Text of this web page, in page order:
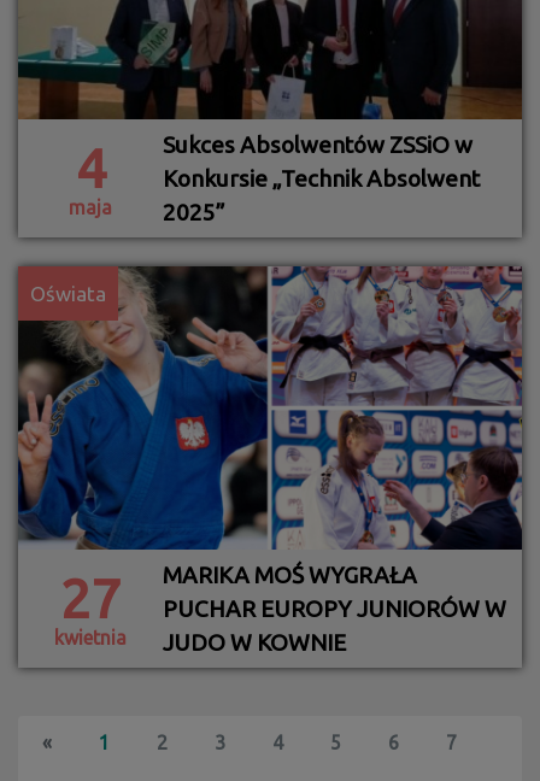
4
maja
Sukces Absolwentów ZSSiO w
Konkursie „Technik Absolwent
2025”
27
kwietnia
MARIKA MOŚ WYGRAŁA
PUCHAR EUROPY JUNIORÓW W
JUDO W KOWNIE
Oświata
« 1 2 3 4 5 6 7